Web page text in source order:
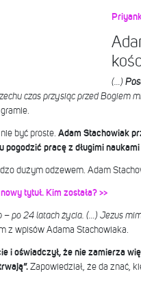
(…)
czas przysiąc przed Bogiem
być proste. Adam Stachowiak
pogodzić pracę z długimi
dużym odzewem. Adam
tytuł. Kim została? >>
po 24 latach życia. (…) Jezus
z wpisów Adama Stachowiaka.
i oświadczył, że nie zamierza
Zapowiedział, że da znać,